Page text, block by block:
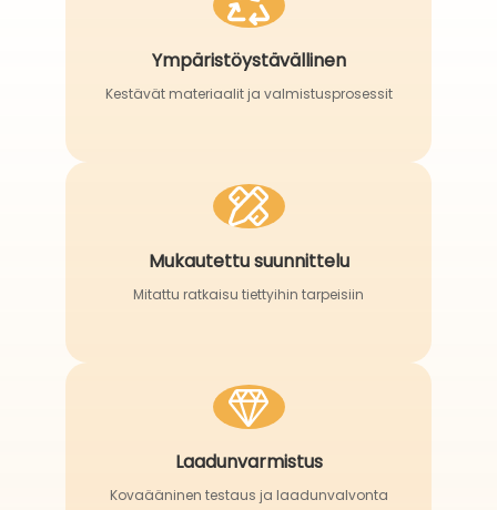
Ympäristöystävällinen
Kestävät materiaalit ja valmistusprosessit
Mukautettu suunnittelu
Mitattu ratkaisu tiettyihin tarpeisiin
Laadunvarmistus
Kovaääninen testaus ja laadunvalvonta